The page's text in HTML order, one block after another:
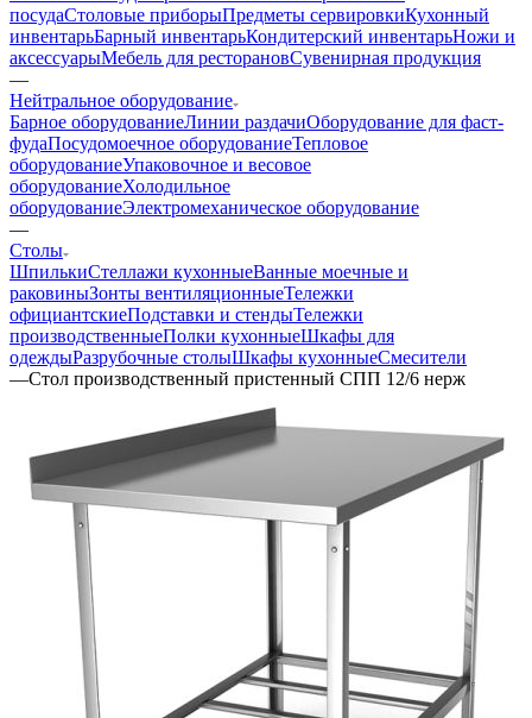
посудаСтоловые приборыПредметы сервировкиКухонный
инвентарьБарный инвентарьКондитерский инвентарьНожи и
аксессуарыМебель для ресторановСувенирная продукция
—
Нейтральное оборудование
Барное оборудованиеЛинии раздачиОборудование для фаст-
фудаПосудомоечное оборудованиеТепловое
оборудованиеУпаковочное и весовое
оборудованиеХолодильное
оборудованиеЭлектромеханическое оборудование
—
Столы
ШпилькиСтеллажи кухонныеВанные моечные и
раковиныЗонты вентиляционныеТележки
официантскиеПодставки и стендыТележки
производственныеПолки кухонныеШкафы для
одеждыРазрубочные столыШкафы кухонныеСмесители
—Стол производственный пристенный СПП 12/6 нерж